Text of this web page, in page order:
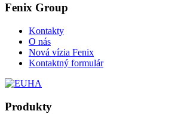
Fenix Group
Kontakty
O nás
Nová vízia Fenix
Kontaktný formulár
Produkty